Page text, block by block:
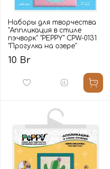
Наборы для творчества
"Аппликация в стиле
пэчворк" "PEPPY" CPW-0131
"Прогулка на озере"
10 Br